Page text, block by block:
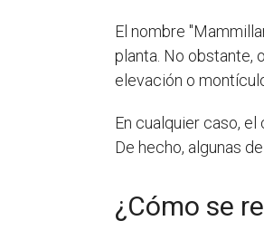
El nombre
planta. No obstante,
elevación o
En cualquier caso,
De hecho, algunas
¿Cómo se